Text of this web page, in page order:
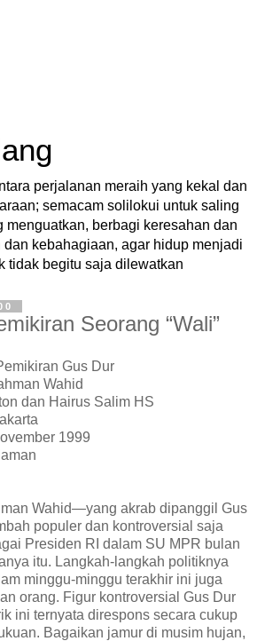
perjalanan meraih yang kekal dan
semacam solilokui untuk saling
menguatkan, berbagi keresahan dan
dan kebahagiaan, agar hidup menjadi
tidak begitu saja dilewatkan
Seorang “Wali”
Gus Dur
Wahid
dan Hairus Salim HS
1999
Wahid—yang akrab dipanggil Gus
populer dan kontroversial saja
Presiden RI dalam SU MPR bulan
itu. Langkah-langkah politiknya
minggu-minggu terakhir ini juga
orang. Figur kontroversial Gus Dur
ini ternyata direspons secara cukup
Bagaikan jamur di musim hujan,